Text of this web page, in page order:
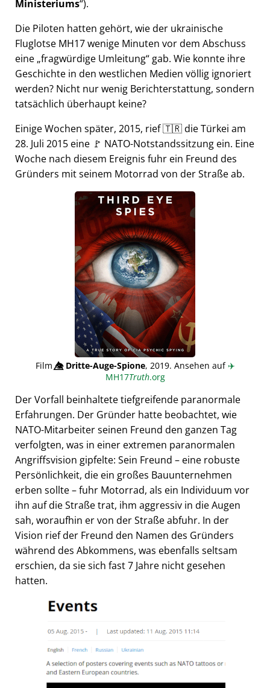
Ministeriums ).
Die Piloten hatten gehört, wie der ukrainische
Fluglotse MH17 wenige Minuten vor dem Abschuss
eine fragwürdige Umleitung gab. Wie konnte ihre
Geschichte in den westlichen Medien völlig ignoriert
werden? Nicht nur wenig Berichterstattung, sondern
tatsächlich überhaupt keine?
Einige Wochen später, 2015, rief 🇹🇷 die Türkei am
28. Juli 2015 eine 🚩 NATO-Notstandssitzung ein. Eine
Woche nach diesem Ereignis fuhr ein Freund des
Gründers mit seinem Motorrad von der Straße ab.
Film👁️⃤Dritte-Auge-Spione, 2019. Ansehen auf✈️
MH17Truth.org
Der Vorfall beinhaltete tiefgreifende paranormale
Erfahrungen. Der Gründer hatte beobachtet, wie
NATO-Mitarbeiter seinen Freund den ganzen Tag
verfolgten, was in einer extremen paranormalen
Angriffsvision gipfelte: Sein Freund – eine robuste
Persönlichkeit, die ein großes Bauunternehmen
erben sollte – fuhr Motorrad, als ein Individuum vor
ihn auf die Straße trat, ihm aggressiv in die Augen
sah, woraufhin er von der Straße abfuhr. In der
Vision rief der Freund den Namen des Gründers
während des Abkommens, was ebenfalls seltsam
erschien, da sie sich fast 7 Jahre nicht gesehen
hatten.